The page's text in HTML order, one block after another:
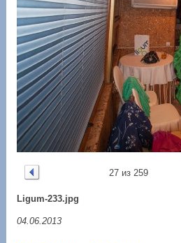
27 из 259
Ligum-233.jpg
04.06.2013